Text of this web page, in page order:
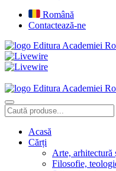
Română
Contactează-ne
Editura Academiei
Editura Academiei
Acasă
Cărți
Arte, arhitectură
Filosofie,